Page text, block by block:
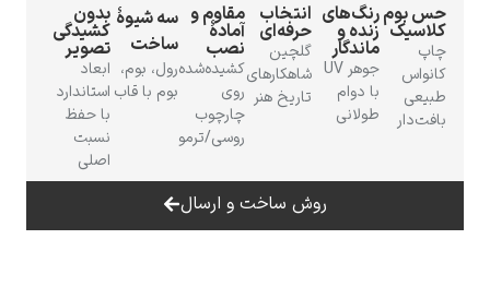
لودویگ دویچ
رنگ‌های
زنده و
ماندگار
جوهر UV
با دوام
طولانی
انتخاب
حرفه‌ای
گلچین
شاهکارهای
تاریخ هنر
مقاوم و
آمادهٔ
نصب
کشیده‌شده
روی
چارچوب
سه شیوهٔ
ساخت
رول، بوم،
بوم با قاب
بدون
کشیدگی
تصویر
ابعاد
استاندارد
با حفظ
نسبت
روش ساخت و ارسال